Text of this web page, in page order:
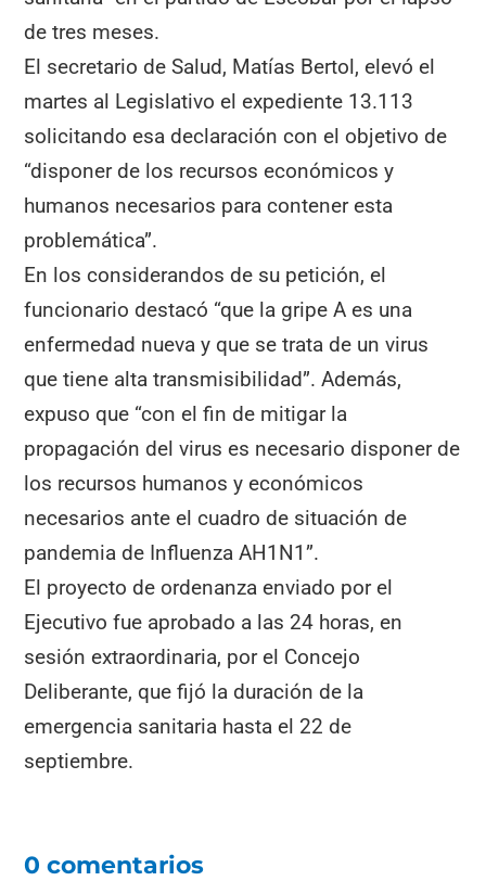
de tres meses.
El secretario de Salud, Matías Bertol, elevó el
martes al Legislativo el expediente 13.113
solicitando esa declaración con el objetivo de
“disponer de los recursos económicos y
humanos necesarios para contener esta
problemática”.
En los considerandos de su petición, el
funcionario destacó “que la gripe A es una
enfermedad nueva y que se trata de un virus
que tiene alta transmisibilidad”. Además,
expuso que “con el fin de mitigar la
propagación del virus es necesario disponer de
los recursos humanos y económicos
necesarios ante el cuadro de situación de
pandemia de Influenza AH1N1”.
El proyecto de ordenanza enviado por el
Ejecutivo fue aprobado a las 24 horas, en
sesión extraordinaria, por el Concejo
Deliberante, que fijó la duración de la
emergencia sanitaria hasta el 22 de
septiembre.
0 comentarios